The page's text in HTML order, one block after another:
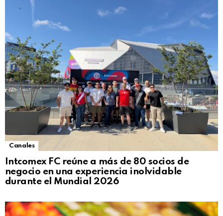
Canales
Intcomex FC reúne a más de 80 socios de
negocio en una experiencia inolvidable
durante el Mundial 2026